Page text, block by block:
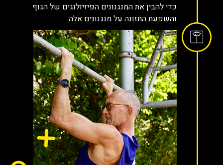
כדי להבין את המנגנונים הפיזיולוגים של הגוף
והשפעת התזונה על מנגנונים אלה.